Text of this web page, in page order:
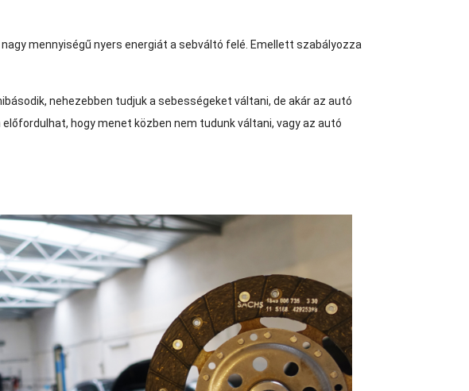
mennyiségű nyers energiát a sebváltó felé. Emellett szabályozza
nehezebben tudjuk a sebességeket váltani, de akár az autó
hogy menet közben nem tudunk váltani, vagy az autó